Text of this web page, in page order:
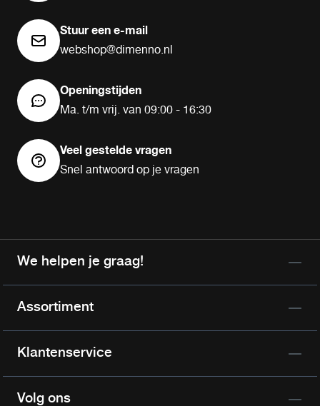
Stuur een e-mail
webshop@dimenno.nl
Openingstijden
Ma. t/m vrij. van 09:00 - 16:30
Veel gestelde vragen
Snel antwoord op je vragen
We helpen je graag!
Assortiment
Klantenservice
Volg ons